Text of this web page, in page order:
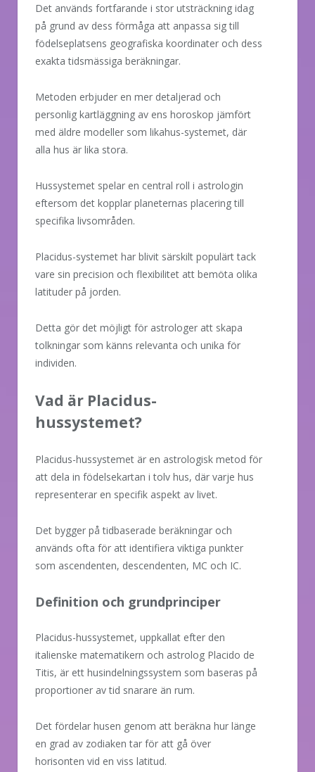
Det används fortfarande i stor utsträckning idag
på grund av dess förmåga att anpassa sig till
födelseplatsens geografiska koordinater och dess
exakta tidsmässiga beräkningar.
Metoden erbjuder en mer detaljerad och
personlig kartläggning av ens horoskop jämfört
med äldre modeller som likahus-systemet, där
alla hus är lika stora.
Hussystemet spelar en central roll i astrologin
eftersom det kopplar planeternas placering till
specifika livsområden.
Placidus-systemet har blivit särskilt populärt tack
vare sin precision och flexibilitet att bemöta olika
latituder på jorden.
Detta gör det möjligt för astrologer att skapa
tolkningar som känns relevanta och unika för
individen.
Vad är Placidus-
hussystemet?
Placidus-hussystemet är en astrologisk metod för
att dela in födelsekartan i tolv hus, där varje hus
representerar en specifik aspekt av livet.
Det bygger på tidbaserade beräkningar och
används ofta för att identifiera viktiga punkter
som ascendenten, descendenten, MC och IC.
Definition och grundprinciper
Placidus-hussystemet, uppkallat efter den
italienske matematikern och astrolog Placido de
Titis, är ett husindelningssystem som baseras på
proportioner av tid snarare än rum.
Det fördelar husen genom att beräkna hur länge
en grad av zodiaken tar för att gå över
horisonten vid en viss latitud.